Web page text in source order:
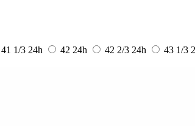
41 1/3 24h 42 24h 42 2/3 24h 43 1/3